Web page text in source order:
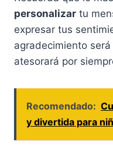
personalizar tu
expresar tus
agradecimiento
atesorará por
Recomendado:
y divertida para